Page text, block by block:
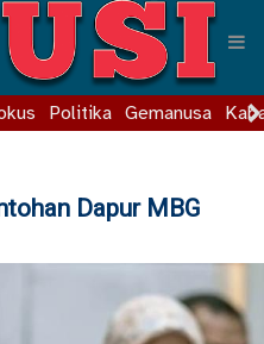
Politika Gemanusa
Dapur MBG